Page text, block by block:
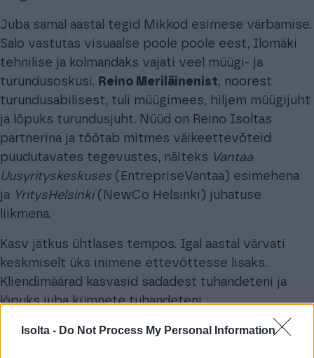
Isolta - Do Not Process My Personal Information
Juba samal aastal tegid Mikkod esimese värbamise.
Salo vastutas visuaalse poole poole eest, Ilomäki
tehnilise ja kolmandaks vajati veel müügi- ja
turundusoskusi. Reino Meriläinenist, noorest
turundusabilisest, tuli müügimees, hiljem müügijuht
ja lõpuks turundusjuht. Nüüd on Reino Isoltas
partnerina ja töötab mitmes väikeettevõteid
puudutavates tegevustes, näiteks Vantaa
Uusyrityskeskuses (EntrepriseVantaa) esimehena
ja YritysHelsinki(NewCo Helsinki) juhatuse
liikmena.
Kasv jätkus ühtlases tempos. Igal aastal värvati
keskmiselt üks inimene ettevõttesse lisaks.
Kliendimäärad kasvasid sadadest tuhandeteni ja
lõpuks juba kümnete tuhandeteni.
Aastaks 2017oli ettevõttes tööl 15 inimest. Mikko,